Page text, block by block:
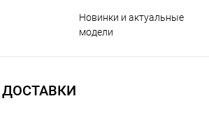
Новинки и актуальные
модели